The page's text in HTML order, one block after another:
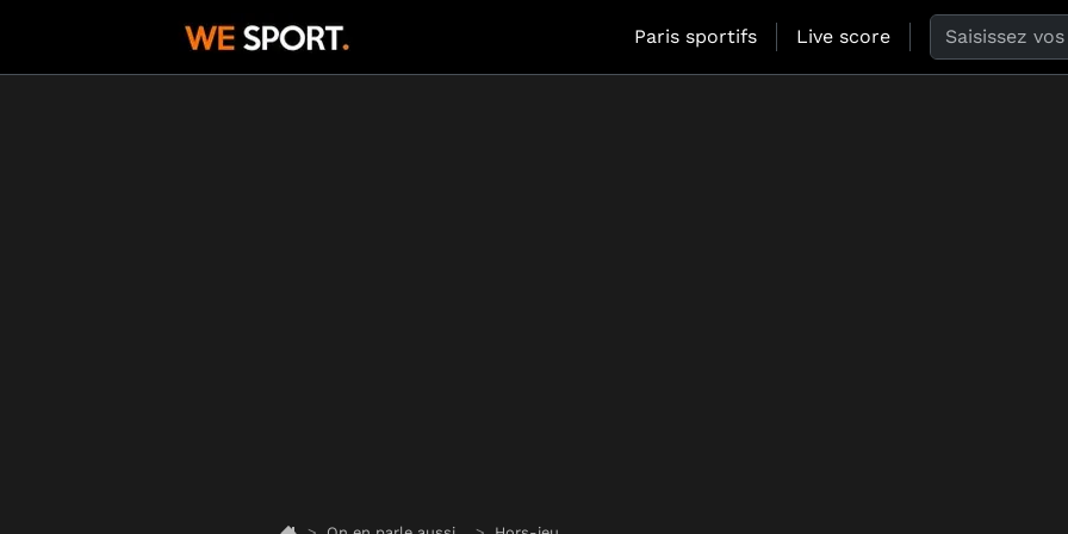
Paris sportifs Live score Search the